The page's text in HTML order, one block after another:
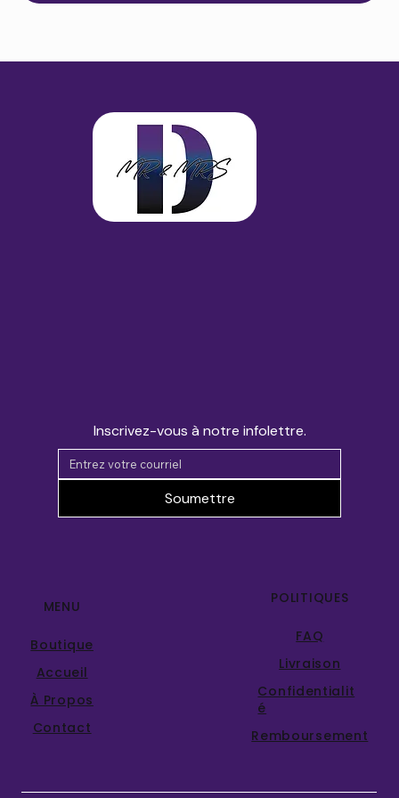
Inscrivez-vous à notre infolettre.
Soumettre
MENU
Boutique
Accueil
À Propos
Contact
POLITIQUES
FAQ
Livraison
Confidentialit
é
Remboursement